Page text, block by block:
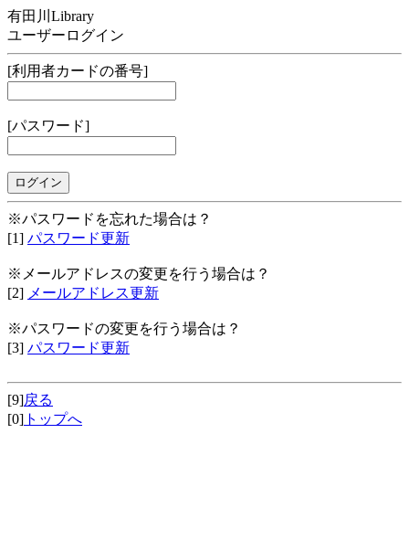
有田川Library
ユーザーログイン
[利用者カードの番号]
[パスワード]
※パスワードを忘れた場合は？
[1] パスワード更新
※メールアドレスの変更を行う場合は？
[2] メールアドレス更新
※パスワードの変更を行う場合は？
[3] パスワード更新
[9]戻る
[0] トップへ